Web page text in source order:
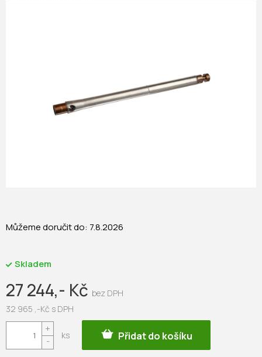
27 244,- Kč
32 965 ,-Kč s DPH
Měrná
Skladem
Můžeme doručit do: 7.8.2026
Přidat do košíku